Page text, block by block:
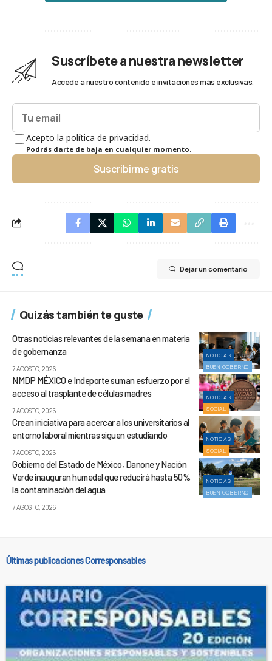
Suscríbete a nuestra newsletter
Accede a nuestro contenido e invitaciones más exclusivas.
Acepto la política de privacidad.
Podrás darte de baja en cualquier momento.
Suscribirme gratis
Dejar un comentario
Quizás también te guste
NOTICIAS
BUEN GOBIERNO
Otras noticias relevantes de la semana en materia
de gobernanza
7 AGOSTO, 2026
NOTICIAS
SOCIAL
NMDP MÉXICO e Indeporte suman esfuerzo por el
acceso al trasplante de células madres
7 AGOSTO, 2026
NOTICIAS
SOCIAL
Crean iniciativa para acercar a los universitarios al
entorno laboral mientras siguen estudiando
7 AGOSTO, 2026
NOTICIAS
BUEN GOBIERNO
Gobierno del Estado de México, Danone y Nación
Verde inauguran humedal que reducirá hasta 50%
la contaminación del agua
7 AGOSTO, 2026
Últimas publicaciones Corresponsables